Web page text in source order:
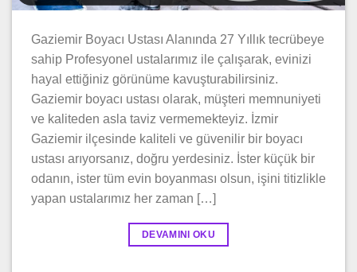
Gaziemir Boyacı Ustası Alanında 27 Yıllık tecrübeye
sahip Profesyonel ustalarımız ile çalışarak, evinizi
hayal ettiğiniz görünüme kavuşturabilirsiniz.
Gaziemir boyacı ustası olarak, müşteri memnuniyeti
ve kaliteden asla taviz vermemekteyiz. İzmir
Gaziemir ilçesinde kaliteli ve güvenilir bir boyacı
ustası arıyorsanız, doğru yerdesiniz. İster küçük bir
odanın, ister tüm evin boyanması olsun, işini titizlikle
yapan ustalarımız her zaman […]
DEVAMINI OKU